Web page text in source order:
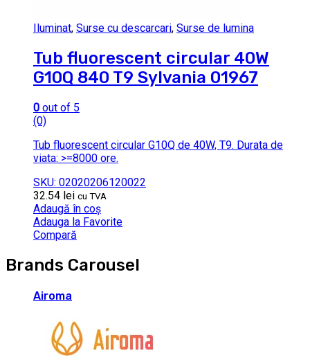
Iluminat, Surse cu descarcari, Surse de lumina
Tub fluorescent circular 40W
G10Q 840 T9 Sylvania 01967
0 out of 5
(0)
Tub fluorescent circular G10Q de 40W, T9. Durata de
viata: >=8000 ore.
SKU: 02020206120022
32.54 lei cu TVA
Adaugă în coș
Adauga la Favorite
Compară
Brands Carousel
Airoma